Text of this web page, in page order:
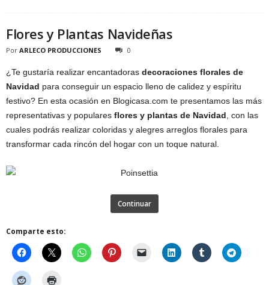
Flores y Plantas Navideñas
Por ARLECO PRODUCCIONES 0
¿Te gustaría realizar encantadoras decoraciones florales de
Navidad para conseguir un espacio lleno de calidez y espíritu
festivo? En esta ocasión en Blogicasa.com te presentamos las más
representativas y populares flores y plantas de Navidad , con las
cuales podrás realizar coloridas y alegres arreglos florales para
transformar cada rincón del hogar con un toque natural.
Continuar
Comparte esto: